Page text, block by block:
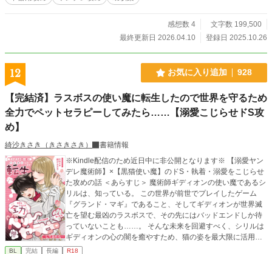
蕩けた紫紺の瞳。 このテオドアは、本当に自分がよく知る"テオドア"なのだろう
か。 フレデリクは彼の変化に違和感を持つ内に、閉ざしていた"あの男"との記憶
は、果たして希望か、絶望か。 三角関係×ヤンデレ×ファンタジー。
感想数 4
文字数 199,500
最終更新日 2026.04.10
登録日 2025.10.26
12 お気に入り追加 928
【完結済】ラスボスの使い魔に転生したので世界を守るため
全力でペットセラピーしてみたら……【溺愛こじらせドS攻
め】
綺沙きさき（きさきさき）
書籍情報
※Kindle配信のため近日中に非公開となります※ 【溺愛ヤン
デレ魔術師】×【黒猫使い魔】のドS・執着・溺愛をこじらせ
た攻めの話 ＜あらすじ＞ 魔術師ギディオンの使い魔であるシ
リルは、知っている。 この世界が前世でプレイしたゲーム
『グランド・マギ』であること、そしてギディオンが世界滅
亡を望む最凶のラスボスで、その先にはバッドエンドしか待
っていないことも……。 そんな未来を回避すべく、シリルは
ギディオンの心の闇を癒やすため、猫の姿を最大限に活用し
てペットセラピーを行う。 その甲斐あって、ギディオンの心
BL 完結 長編 R18